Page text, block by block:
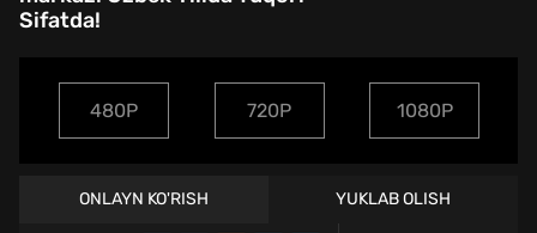
Sifatda!
480P 720P 1080P
ONLAYN KO'RISH YUKLAB OLISH